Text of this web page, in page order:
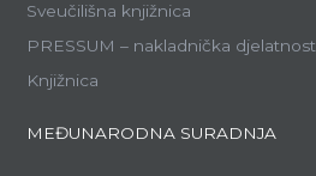
Sveučilišna knjižnica
PRESSUM – nakladnička djelatnost
Knjižnica
MEĐUNARODNA SURADNJA